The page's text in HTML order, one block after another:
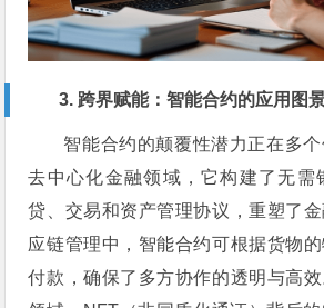
3. 跨界赋能：智能合约的应用图
智能合约的颠覆性潜力正在多
去中心化金融领域，它构建了无需
贷、交易和资产管理协议，重塑了
应链管理中，智能合约可根据货物
付款，确保了多方协作的透明与高